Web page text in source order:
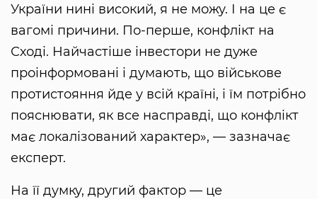
України нині високий, я не можу. І на це є
вагомі причини. По-перше, конфлікт на
Сході. Найчастіше інвестори не дуже
проінформовані і думають, що військове
протистояння йде у всій країні, і їм потрібно
пояснювати, як все насправді, що конфлікт
має локалізований характер», — зазначає
експерт.
На її думку, другий фактор — це